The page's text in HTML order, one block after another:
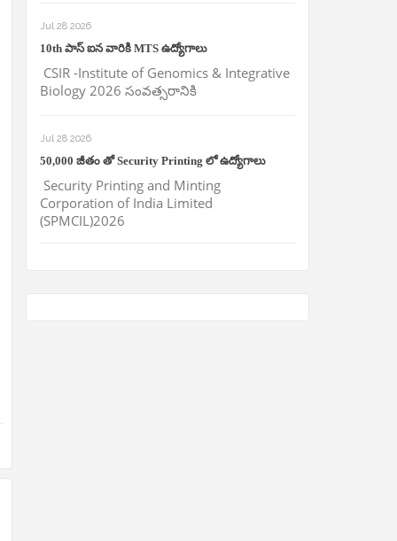
Jul 28 2026
10th పాస్ ఐన వారికి MTS ఉద్యోగాలు
CSIR -Institute of Genomics & Integrative
Biology 2026 సంవత్సరానికి
Jul 28 2026
50,000 జీతం తో Security Printing లో ఉద్యోగాలు
Security Printing and Minting
Corporation of India Limited
(SPMCIL)2026